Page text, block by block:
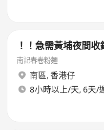
！！急需黃埔夜間
南記春卷粉麵
南區, 香港仔
8小時以上/天, 6天/